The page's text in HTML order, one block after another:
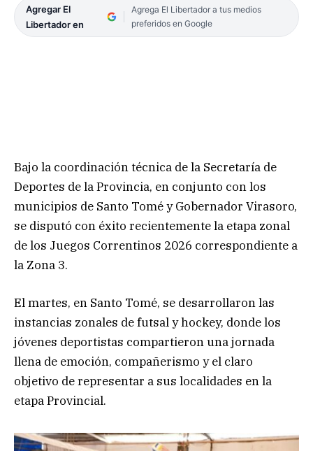
Agregar El
Libertador en
Agrega El Libertador a tus medios
preferidos en Google
Bajo la coordinación técnica de la Secretaría de
Deportes de la Provincia, en conjunto con los
municipios de Santo Tomé y Gobernador Virasoro,
se disputó con éxito recientemente la etapa zonal
de los Juegos Correntinos 2026 correspondiente a
la Zona 3.
El martes, en Santo Tomé, se desarrollaron las
instancias zonales de futsal y hockey, donde los
jóvenes deportistas compartieron una jornada
llena de emoción, compañerismo y el claro
objetivo de representar a sus localidades en la
etapa Provincial.